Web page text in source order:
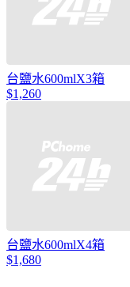
台鹽水600mlX3箱
$1,260
台鹽水600mlX4箱
$1,680